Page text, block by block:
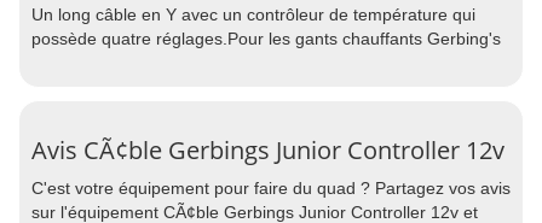
Un long câble en Y avec un contrôleur de température qui
possède quatre réglages.Pour les gants chauffants Gerbing's
Avis CÃ¢ble Gerbings Junior Controller 12v
C'est votre équipement pour faire du quad ? Partagez vos avis
sur l'équipement CÃ¢ble Gerbings Junior Controller 12v et